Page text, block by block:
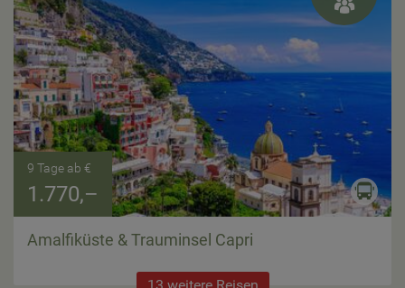

9 Tage ab €
1.770,–
Amalfiküste & Trauminsel Capri